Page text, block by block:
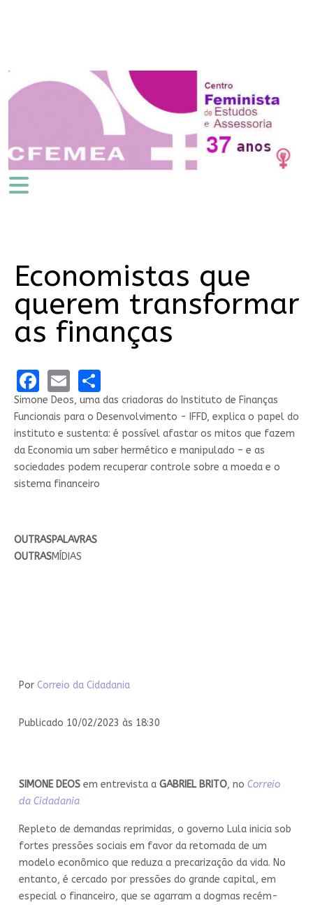
Economistas que
querem transformar
as finanças
Facebook
EmailShare
Simone Deos, uma das criadoras do Instituto de Finanças
Funcionais para o Desenvolvimento - IFFD, explica o papel do
instituto e sustenta: é possível afastar os mitos que fazem
da Economia um saber hermético e manipulado – e as
sociedades podem recuperar controle sobre a moeda e o
sistema financeiro
OUTRASPALAVRAS
OUTRASMÍDIAS
Por Correio da Cidadania
Publicado 10/02/2023 às 18:30
SIMONE DEOS em entrevista a GABRIEL BRITO, no Correio
da Cidadania
Repleto de demandas reprimidas, o governo Lula inicia sob
fortes pressões sociais em favor da retomada de um
modelo econômico que reduza a precarização da vida. No
entanto, é cercado por pressões do grande capital, em
especial o financeiro, que se agarram a dogmas recém-